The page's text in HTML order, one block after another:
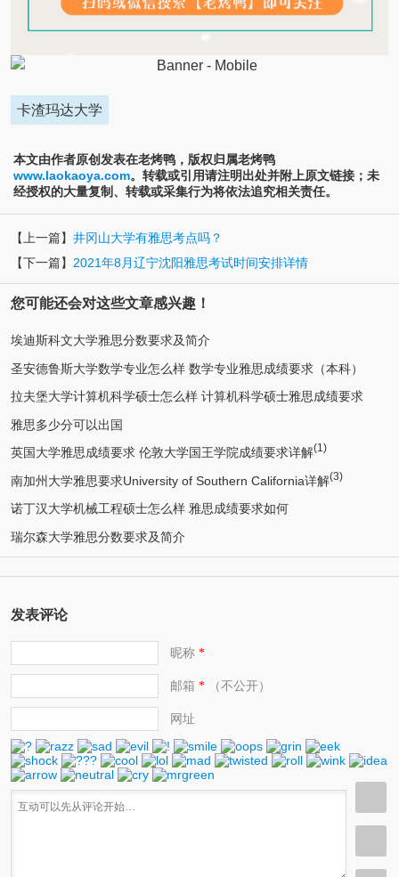
卡渣玛达大学
本文由作者原创发表在老烤鸭，版权归属老烤鸭
www.laokaoya.com。转载或引用请注明出处并附上原文链接；未
经授权的大量复制、转载或采集行为将依法追究相关责任。
【上一篇】 井冈山大学有雅思考点吗？
【下一篇】 2021年8月辽宁沈阳雅思考试时间安排详情
您可能还会对这些文章感兴趣！
埃迪斯科文大学雅思分数要求及简介
圣安德鲁斯大学数学专业怎么样 数学专业雅思成绩要求（本科）
拉夫堡大学计算机科学硕士怎么样 计算机科学硕士雅思成绩要求
雅思多少分可以出国
英国大学雅思成绩要求 伦敦大学国王学院成绩要求详解(1)
南加州大学雅思要求University of Southern California详解(3)
诺丁汉大学机械工程硕士怎么样 雅思成绩要求如何
瑞尔森大学雅思分数要求及简介
发表评论
昵称*
邮箱 *（不公开）
网址